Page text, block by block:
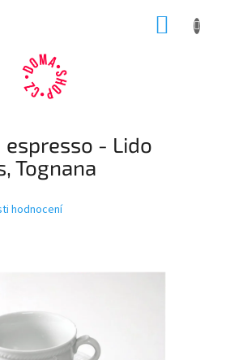
espresso - Lido
Tognana
hodnocení